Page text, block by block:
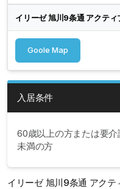
イリーゼ 旭川9条通 アクテ
Goole Map
入居条件
60歳以上の方または要
未満の方
イリーゼ 旭川9条通 アクテ